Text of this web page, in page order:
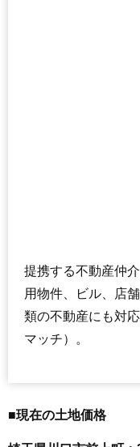
提携する不動産仲
用物件、ビル、店
類の不動産にも対
マッチ）。
■現在の土地価格